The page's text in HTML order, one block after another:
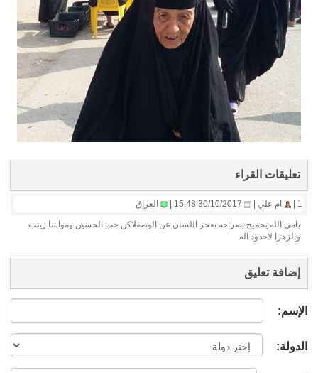
تعليقات القراء
1 | ام علي | العراق
يامي الله يحميج بصراحه يعجز اللسان عن الوصفلاكن حب الحسين ومواسا زينب
والزهرا لاحدود اله
إضافة تعليق
الإسم:
الدولة: